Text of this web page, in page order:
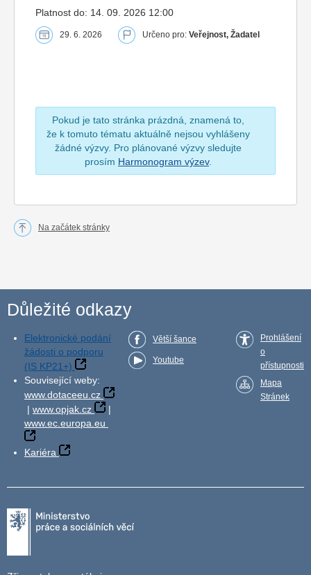
Platnost do: 14. 09. 2026 12:00
29. 6. 2026 Určeno pro: Veřejnost, Žadatel
Pokud je tato stránka prázdná, znamená to,
že k tomuto tématu aktuálně nejsou vyhlášeny
žádné výzvy. Pro plánované výzvy sledujte
prosím Harmonogram výzev.
Na začátek stránky
Důležité odkazy
Elektronické podání
žádosti o podporu
(IS KP21+)
Související weby:
www.dotaceeu.cz
| www.opjak.cz
|
www.ec.europa.eu
Kariéra
Větší šance
Youtube
Prohlášení
o
přístupnosti
Mapa
Stránek